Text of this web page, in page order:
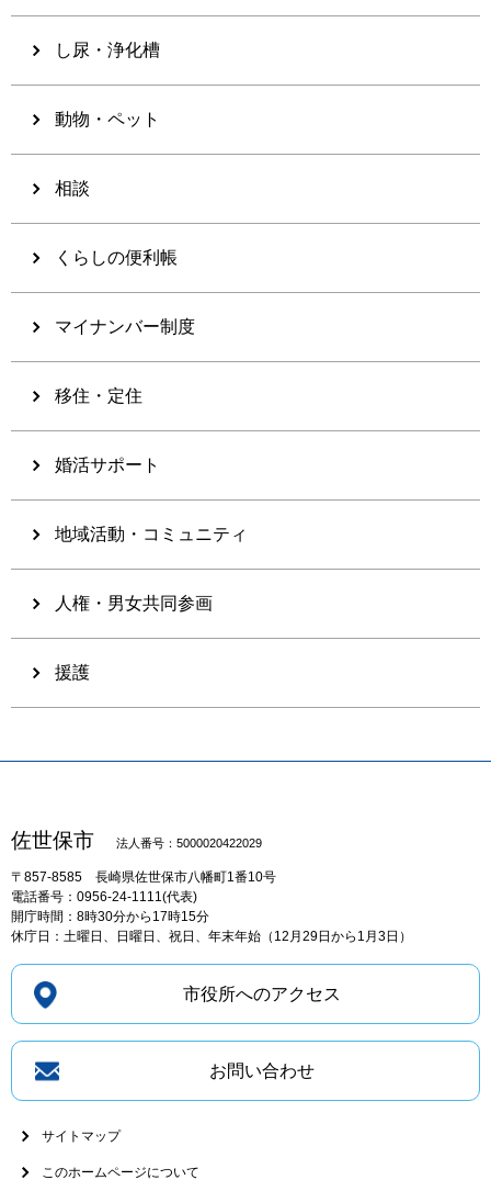
し尿・浄化槽
動物・ペット
相談
くらしの便利帳
マイナンバー制度
移住・定住
婚活サポート
地域活動・コミュニティ
人権・男女共同参画
援護
佐世保市 法人番号：5000020422029
〒857-8585 長崎県佐世保市八幡町1番10号
電話番号：0956-24-1111(代表)
開庁時間：8時30分から17時15分
休庁日：土曜日、日曜日、祝日、年末年始（12月29日から1月3日）
市役所へのアクセス
お問い合わせ
サイトマップ
このホームページについて